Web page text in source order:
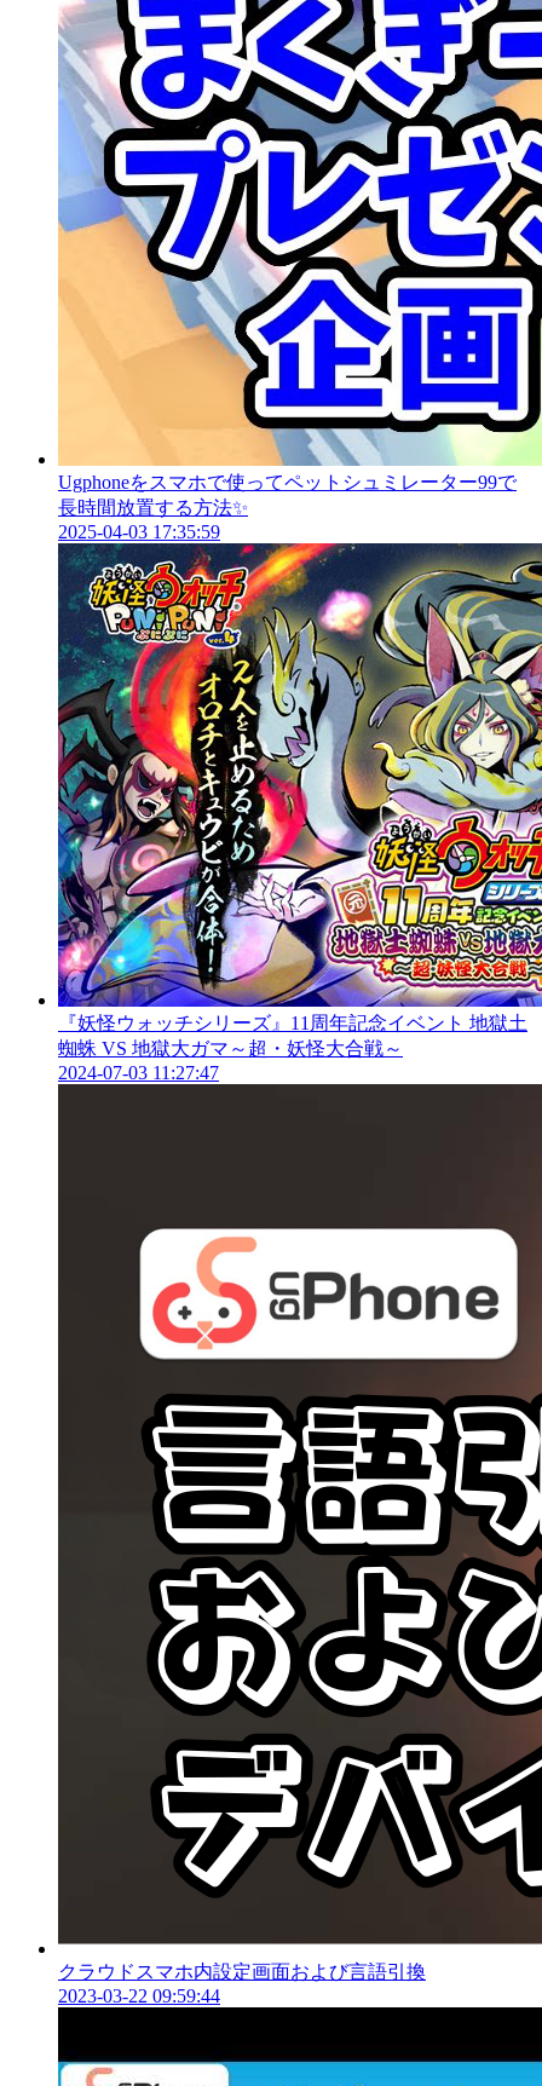
Ugphoneをスマホで使ってペットシュミレーター99で
長時間放置する方法✨
2025-04-03 17:35:59
『妖怪ウォッチシリーズ』11周年記念イベント 地獄土
蜘蛛 VS 地獄大ガマ～超・妖怪大合戦～
2024-07-03 11:27:47
クラウドスマホ内設定画面および言語引換
2023-03-22 09:59:44